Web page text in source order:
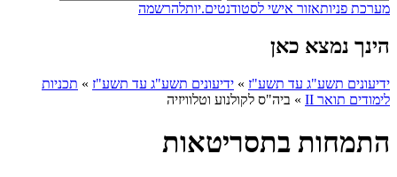
מערכת פניותאזור אישי לסטודנטים.יותלהרשמה
הינך נמצא כאן
ידיעונים תשע"ג עד תשע"ז » ידיעונים תשע"ג עד תשע"ז » תכניות
לימודים תואר II
» ביה"ס לקולנוע וטלוויזיה
התמחות בתסריטאות